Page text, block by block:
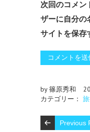
次回のコメン
ザーに自分の
サイトを保存
by 篠原秀和
カテゴリー：
Previous